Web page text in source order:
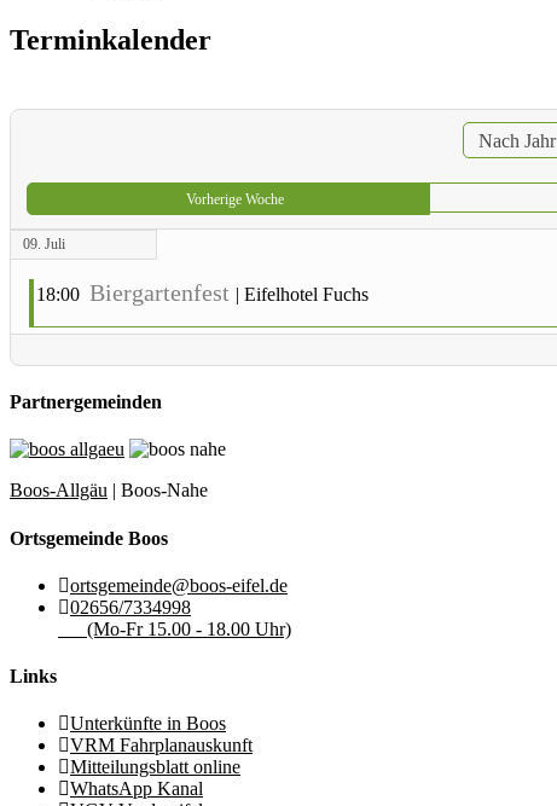
Terminkalender
Nach Jahr
Vorherige Woche
09. Juli
18:00 Biergartenfest | Eifelhotel Fuchs
Partnergemeinden
Boos-Allgäu | Boos-Nahe
Ortsgemeinde Boos
ortsgemeinde@boos-eifel.de
02656/7334998
(Mo-Fr 15.00 - 18.00 Uhr)
Links
Unterkünfte in Boos
VRM Fahrplanauskunft
Mitteilungsblatt online
WhatsApp Kanal